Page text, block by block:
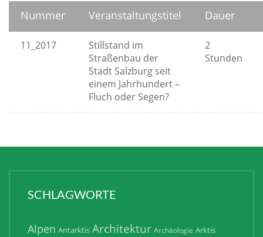
Nummer Veranstaltungstitel Dauer
11_2017
Stillstand im
Straßenbau der
Stadt Salzburg seit
einem Jahrhundert –
Fluch oder Segen?
2
Stunden
SCHLAGWORTE
Alpen Antarktis Architektur Archäologie Arktis